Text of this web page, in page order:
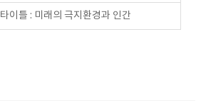
타이틀 : 미래의 극지환경과 인간